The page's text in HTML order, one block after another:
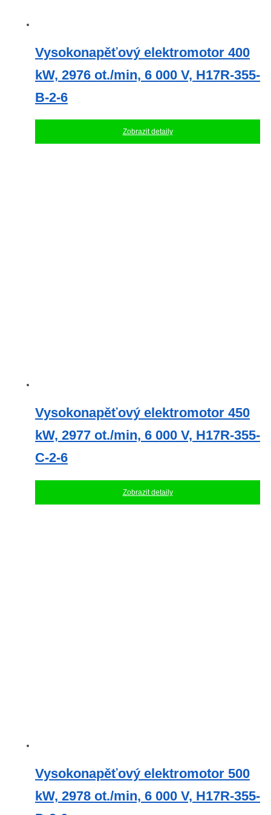
Vysokonapěťový elektromotor 400
kW, 2976 ot./min, 6 000 V, H17R-355-
B-2-6
Zobrazit detaily
Vysokonapěťový elektromotor 450
kW, 2977 ot./min, 6 000 V, H17R-355-
C-2-6
Zobrazit detaily
Vysokonapěťový elektromotor 500
kW, 2978 ot./min, 6 000 V, H17R-355-